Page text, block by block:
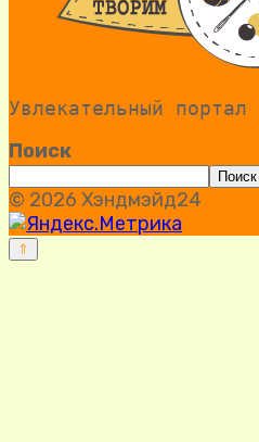
Увлекательный
Поиск
Поиск
© 2026 Хэндмэйд24